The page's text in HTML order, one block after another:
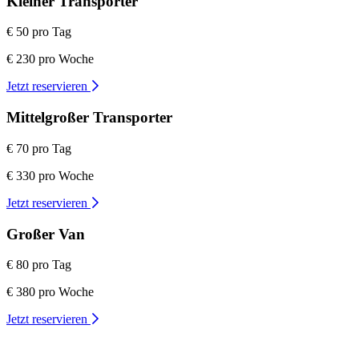
€ 50 pro Tag
€ 230 pro Woche
Jetzt reservieren
Mittelgroßer Transporter
€ 70 pro Tag
€ 330 pro Woche
Jetzt reservieren
Großer Van
€ 80 pro Tag
€ 380 pro Woche
Jetzt reservieren